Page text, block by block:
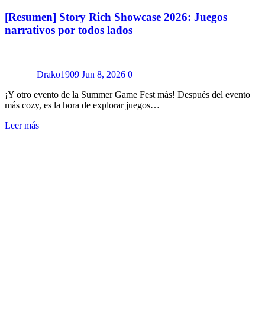
[Resumen] Story Rich Showcase 2026: Juegos
narrativos por todos lados
Drako1909 Jun 8, 2026 0
¡Y otro evento de la Summer Game Fest más! Después del evento
más cozy, es la hora de explorar juegos…
Leer más